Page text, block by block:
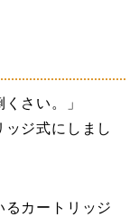
さい。」
ジ式にしまし
るカートリッジ